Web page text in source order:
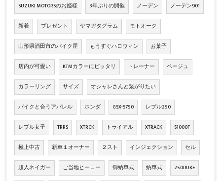
SUZUKI MOTORSのお姫様 3年ぶりの開催 ノーデン ノーデン901
新着 プレゼント ヤマガタグラム モトオーク
山形県酒田市のバイク屋 もうすぐハロウィン お菓子
店内が可愛い KTMカラーにピッタリ トレーナー ベージュ
カラーリング サイズ オシャレさんと繋がりたい
バイクと合うアパレル ホンダ GSX-S750 レブル250
レブル女子 TRRS XTRCK トライアル XTRACK S1000F
極上中古 新車１オーナー ２スト インジェクション セル
超人ネイガー ご当地ヒーロー 御納車式 納車式 250DUKE